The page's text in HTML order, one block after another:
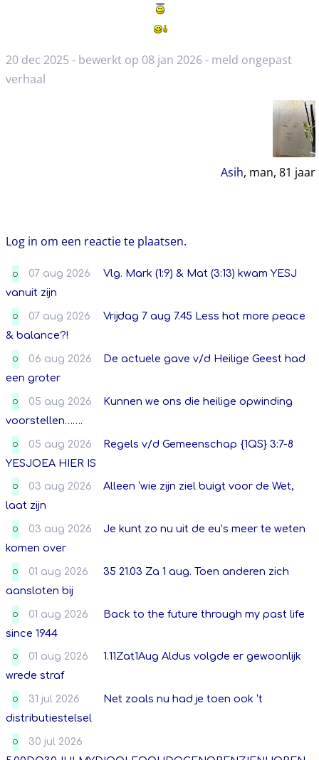
20 dec 2025 - bewerkt op 08 jan 2026 - meld ongepast
verhaal
Asih, man, 81 jaar
Log in om een reactie te plaatsen.
O 07 aug 2026
Vlg. Mark (1:9) & Mat (3:13) kwam YESJ
vanuit zijn
O 07 aug 2026
Vrijdag 7 aug 7.45 Less hot more peace
& balance?!
O 06 aug 2026
De actuele gave v/d Heilige Geest had
een groter
O 05 aug 2026
Kunnen we ons die heilige opwinding
voorstellen…….
O 05 aug 2026
Regels v/d Gemeenschap {1QS} 3:7-8
YESJOEA HIER IS
O 03 aug 2026
Alleen ‘wie zijn ziel buigt voor de Wet,
laat zijn
O 03 aug 2026
Je kunt zo nu uit de eu’s meer te weten
komen over
O 01 aug 2026
35 21.03 Za 1 aug. Toen anderen zich
aansloten bij
O 01 aug 2026
Back to the future through my past life
since 1944
O 01 aug 2026
1.11Zat1Aug Aldus volgde er gewoonlijk
wrede straf
O 31 jul 2026
Net zoals nu had je toen ook ‘t
distributiestelsel
O
30 jul 2026